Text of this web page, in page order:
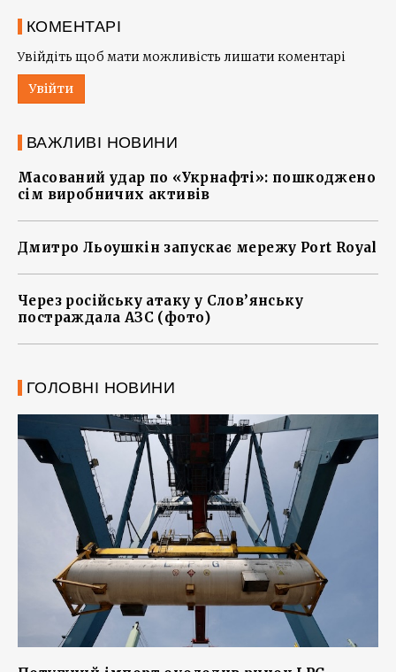
КОМЕНТАРІ
Увійдіть щоб мати можливість лишати коментарі
Увійти
ВАЖЛИВІ НОВИНИ
Масований удар по «Укрнафті»: пошкоджено
сім виробничих активів
Дмитро Льоушкін запускає мережу Port Royal
Через російську атаку у Слов’янську
постраждала АЗС (фото)
ГОЛОВНІ НОВИНИ